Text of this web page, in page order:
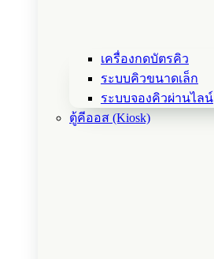
เครื่องกดบัตรคิว
ระบบคิวขนาดเล็ก
ระบบจองคิวผ่านไลน์
ตู้คีออส (Kiosk)